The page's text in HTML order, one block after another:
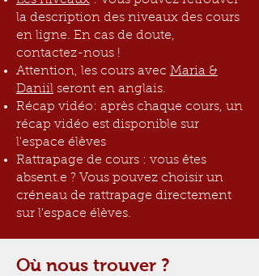
la description des niveaux des cours
en ligne. En cas de doute,
contactez-nous !
Attention, les cours avec Maria &
Daniil seront en anglais.
Récap vidéo: après chaque cours, un
récap vidéo est disponible sur
l'espace élèves
Rattrapage de cours : vous êtes
absent.e ? Vous pouvez choisir un
créneau de rattrapage directement
sur l'espace élèves.
Où nous trouver ?